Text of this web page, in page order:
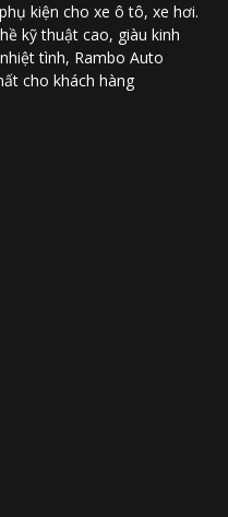
kiện cho xe ô tô, xe hơi.
kỹ thuật cao, giàu kinh
tình, Rambo Auto
cho khách hàng